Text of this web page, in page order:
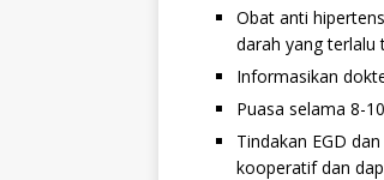
Obat anti
darah yang terlalu
Informasikan
Puasa selama 8-
Tindakan EGD
kooperatif dan